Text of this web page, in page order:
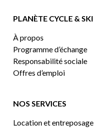
PLANÈTE CYCLE & SKI
À propos
Programme d’échange
Responsabilité sociale
Offres d’emploi
NOS SERVICES
Location et entreposage